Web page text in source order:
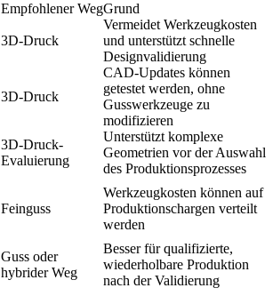
Empfohlener WegGrund
3D-Druck
Vermeidet Werkzeugkosten
und unterstützt schnelle
Designvalidierung
3D-Druck
CAD-Updates können
getestet werden, ohne
Gusswerkzeuge zu
modifizieren
3D-Druck-
Evaluierung
Unterstützt komplexe
Geometrien vor der Auswahl
des Produktionsprozesses
Feinguss
Werkzeugkosten können auf
Produktionschargen verteilt
werden
Guss oder
hybrider Weg
Besser für qualifizierte,
wiederholbare Produktion
nach der Validierung